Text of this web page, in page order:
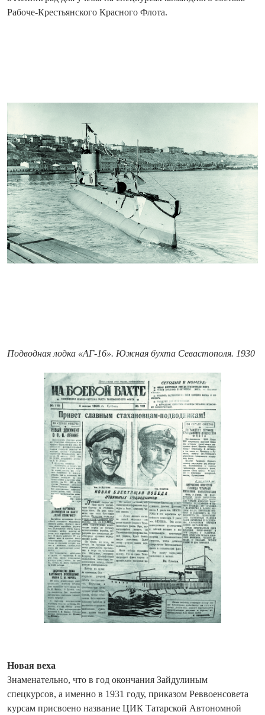
Рабоче-Крестьянского Красного Флота.
Подводная лодка «АГ-16». Южная бухта Севастополя. 1930
Новая веха
Знаменательно, что в год окончания Зайдулиным
спецкурсов, а именно в 1931 году, приказом Реввоенсовета
курсам присвоено название ЦИК Татарской Автономной